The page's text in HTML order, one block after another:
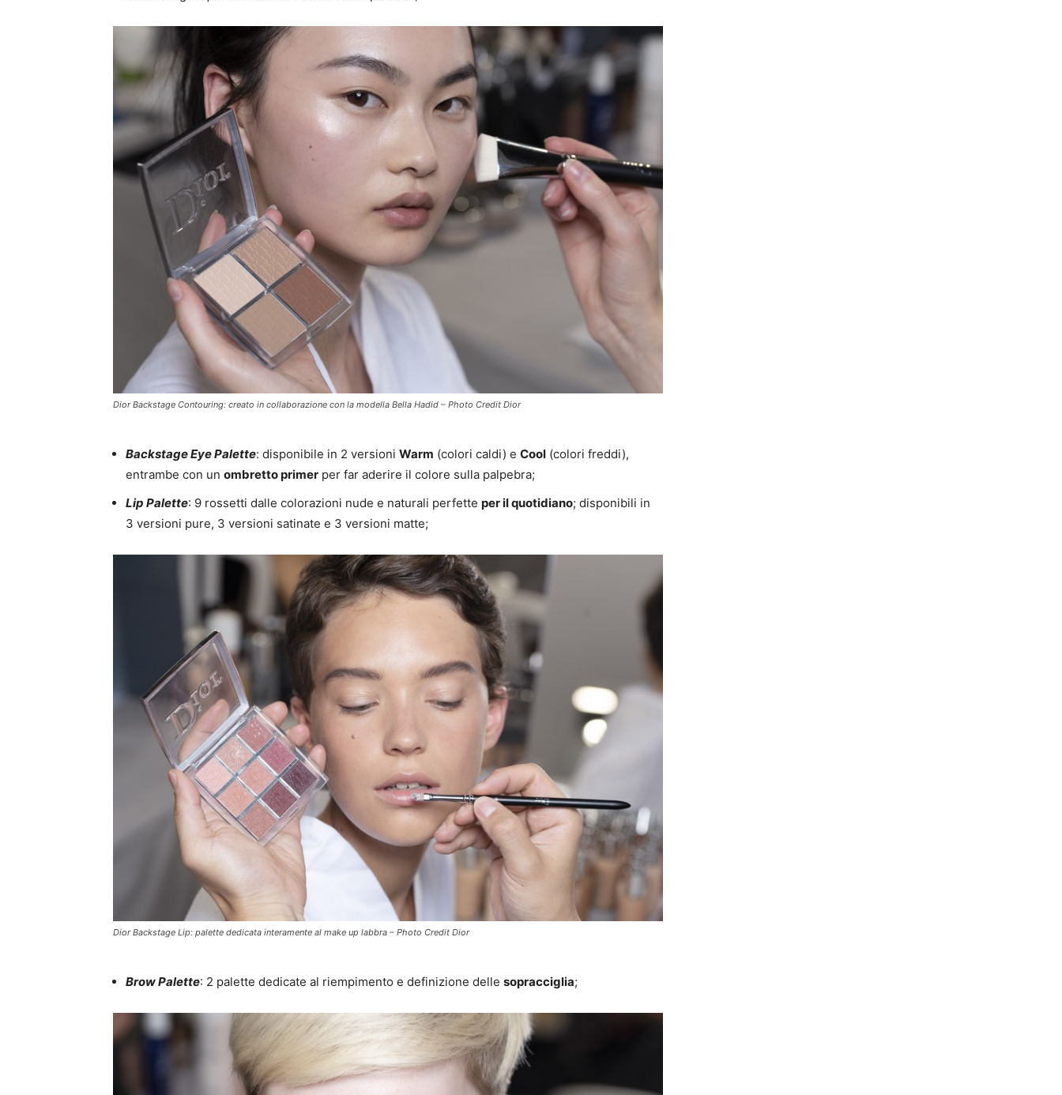
Dior Backstage Contouring: creato in collaborazione con la modella Bella Hadid – Photo Credit Dior
Backstage Eye Palette: disponibile in 2 versioni Warm (colori caldi) e Cool (colori freddi),
entrambe con un ombretto primer per far aderire il colore sulla palpebra;
Lip Palette: 9 rossetti dalle colorazioni nude e naturali perfette per il quotidiano; disponibili in
3 versioni pure, 3 versioni satinate e 3 versioni matte;
Dior Backstage Lip: palette dedicata interamente al make up labbra – Photo Credit Dior
Brow Palette: 2 palette dedicate al riempimento e definizione delle sopracciglia;